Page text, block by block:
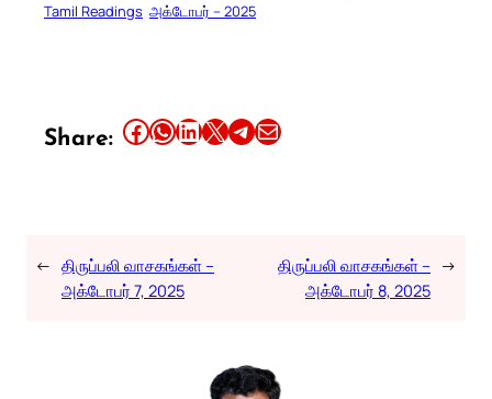
Tamil Readings அக்டோபர் – 2025
Share: Share this article on Facebook Share this article on WhatsApp Share this article on LinkedIn Share this article on X Share this article on TelegramEmail this Article
← திருப்பலி வாசகங்கள் –
அக்டோபர் 7, 2025
திருப்பலி வாசகங்கள் –
அக்டோபர் 8, 2025
→